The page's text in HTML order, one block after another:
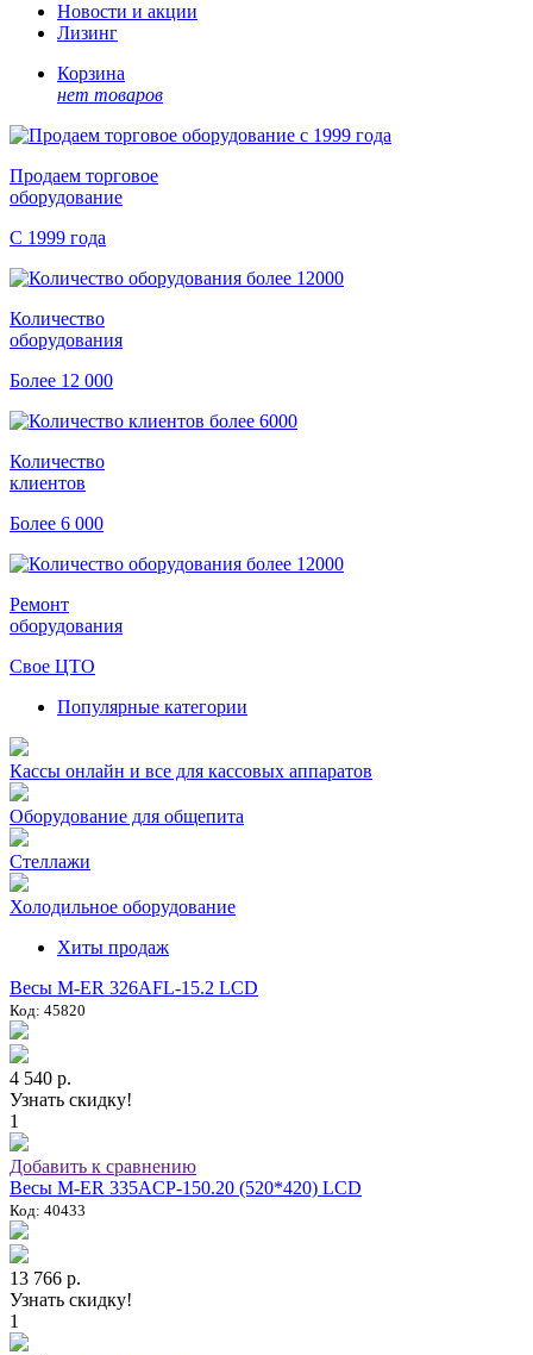
Новости и акции
Лизинг
Корзина
нет товаров
Продаем торговое
оборудование
С 1999 года
Количество
оборудования
Более 12 000
Количество
клиентов
Более 6 000
Ремонт
оборудования
Свое ЦТО
Популярные категории
Кассы онлайн и все для кассовых аппаратов
Оборудование для общепита
Стеллажи
Холодильное оборудование
Хиты продаж
Весы M-ER 326AFL-15.2 LCD
Код: 45820
4 540 р.
Узнать скидку!
1
Добавить к сравнению
Весы M-ER 335ACP-150.20 (520*420) LCD
Код: 40433
13 766 р.
Узнать скидку!
1